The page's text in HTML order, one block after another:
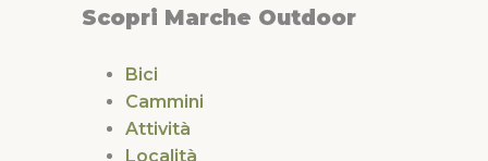
Scopri Marche Outdoor
Bici
Cammini
Attività
Località